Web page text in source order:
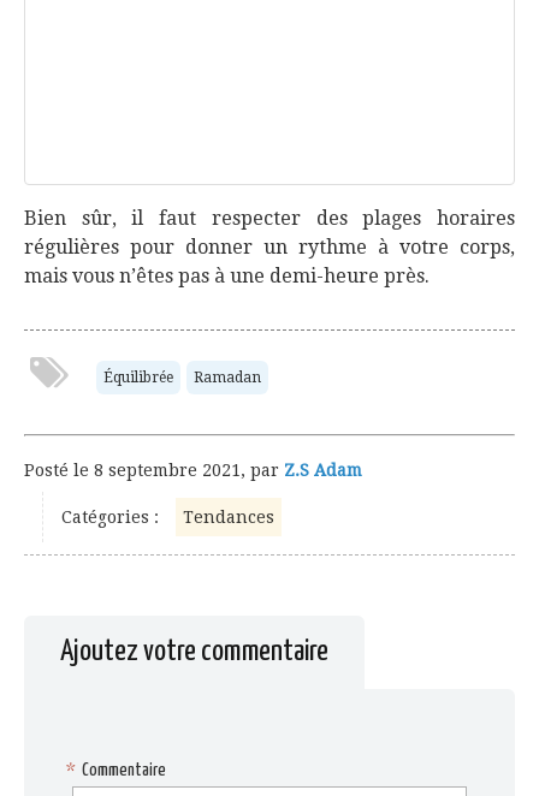
Bien sûr, il faut respecter des plages horaires
régulières pour donner un rythme à votre corps,
mais vous n’êtes pas à une demi-heure près.
Équilibrée Ramadan
Posté le 8 septembre 2021, par Z.S Adam
Catégories : Tendances
Ajoutez votre commentaire
Commentaire
*